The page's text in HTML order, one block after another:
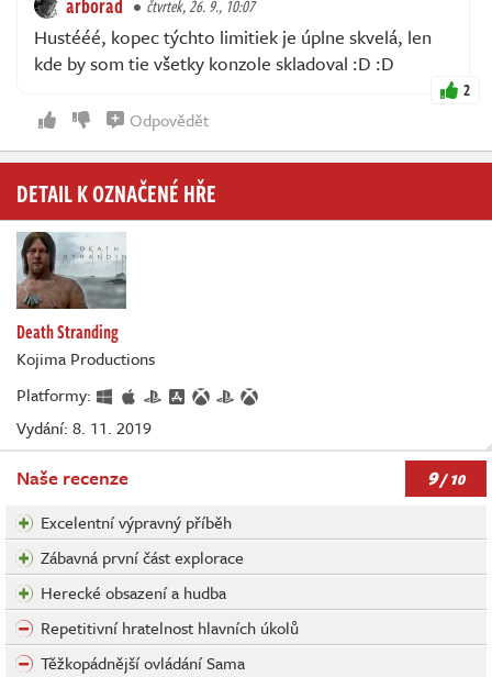
čtvrtek, 26. 9., 10:07
Hustééé, kopec týchto limitiek je úplne skvelá, len
kde by som tie všetky konzole skladoval :D :D
2
Odpovědět
DETAIL K OZNAČENÉ HŘE
Death Stranding
Kojima Productions
Platformy:
Vydání: 8. 11. 2019
Naše recenze 9/ 10
Excelentní výpravný příběh
Zábavná první část explorace
Herecké obsazení a hudba
Repetitivní hratelnost hlavních úkolů
Těžkopádnější ovládání Sama